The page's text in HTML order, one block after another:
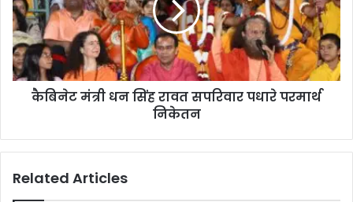
कैबिनेट मंत्री धन सिंह रावत सपरिवार पधारे परमार्थ
निकेतन
Related Articles